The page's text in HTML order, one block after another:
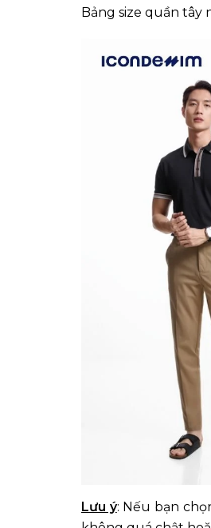
Bảng size quần tây
Lưu ý: Nếu bạn